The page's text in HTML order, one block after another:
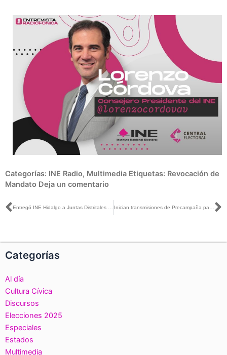
Categorías: INE Radio, Multimedia Etiquetas: Revocación de
Mandato Deja un comentario
Ant
Categorías
Al día
Cultura Cívica
Discursos
Elecciones 2025
Especiales
Estados
Multimedia